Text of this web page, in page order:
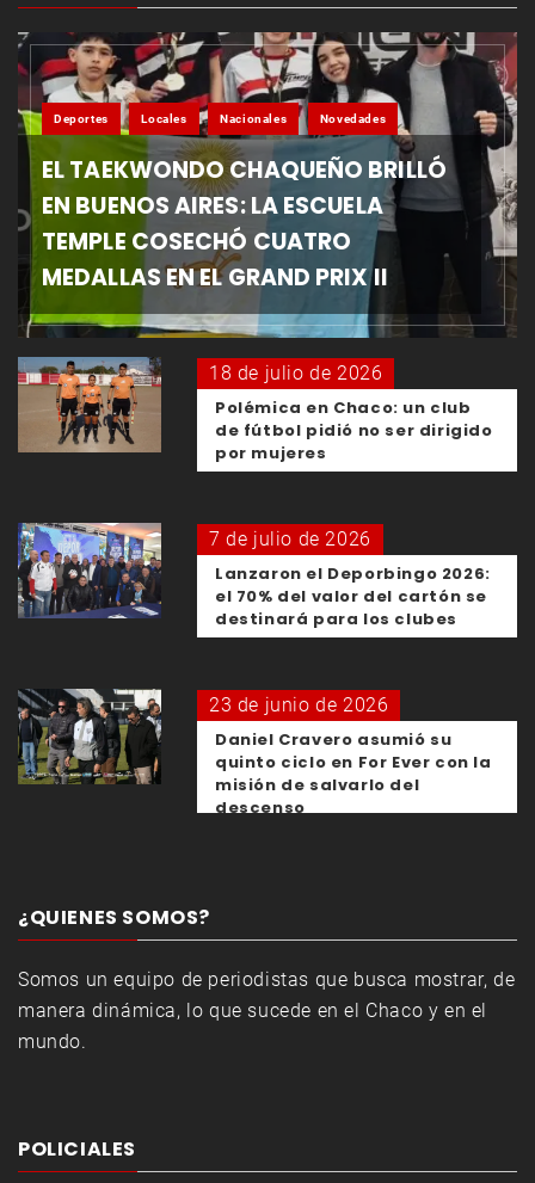
Deportes Locales Nacionales Novedades
EL TAEKWONDO CHAQUEÑO BRILLÓ
EN BUENOS AIRES: LA ESCUELA
TEMPLE COSECHÓ CUATRO
MEDALLAS EN EL GRAND PRIX II
18 de julio de 2026
Polémica en Chaco: un club
de fútbol pidió no ser dirigido
por mujeres
7 de julio de 2026
Lanzaron el Deporbingo 2026:
el 70% del valor del cartón se
destinará para los clubes
23 de junio de 2026
Daniel Cravero asumió su
quinto ciclo en For Ever con la
misión de salvarlo del
descenso
¿QUIENES SOMOS?
Somos un equipo de periodistas que busca mostrar, de
manera dinámica, lo que sucede en el Chaco y en el
mundo.
POLICIALES